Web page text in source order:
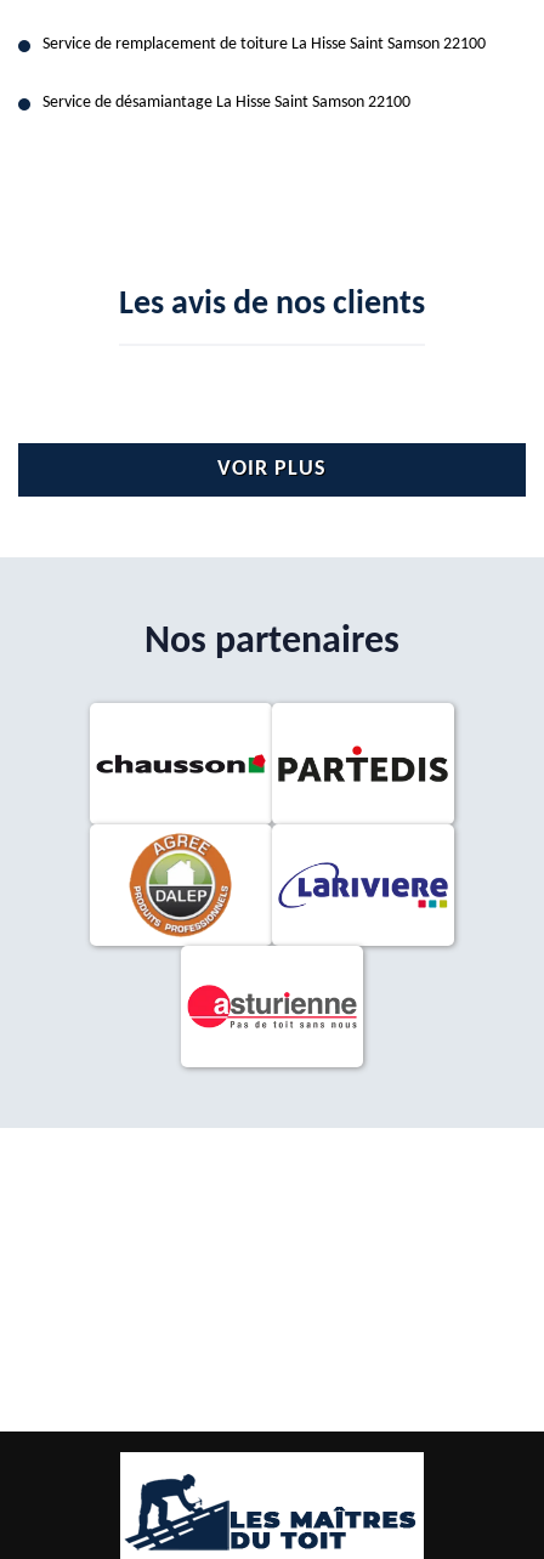
Service de remplacement de toiture La Hisse Saint Samson 22100
Service de désamiantage La Hisse Saint Samson 22100
Les avis de nos clients
VOIR PLUS
Nos partenaires